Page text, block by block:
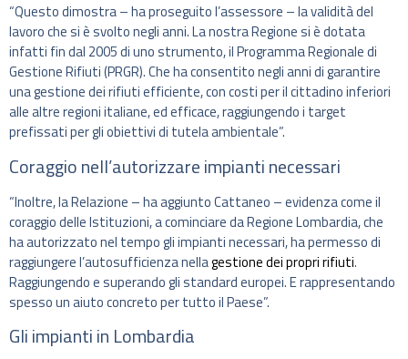
“Questo dimostra – ha proseguito l’assessore – la validità del
lavoro che si è svolto negli anni. La nostra Regione si è dotata
infatti fin dal 2005 di uno strumento, il Programma Regionale di
Gestione Rifiuti (PRGR). Che ha consentito negli anni di garantire
una gestione dei rifiuti efficiente, con costi per il cittadino inferiori
alle altre regioni italiane, ed efficace, raggiungendo i target
prefissati per gli obiettivi di tutela ambientale”.
Coraggio nell’autorizzare impianti necessari
“Inoltre, la Relazione – ha aggiunto Cattaneo – evidenza come il
coraggio delle Istituzioni, a cominciare da Regione Lombardia, che
ha autorizzato nel tempo gli impianti necessari, ha permesso di
raggiungere l’autosufficienza nellagestione dei propri rifiuti.
Raggiungendo e superando gli standard europei. E rappresentando
spesso un aiuto concreto per tutto il Paese”.
Gli impianti in Lombardia